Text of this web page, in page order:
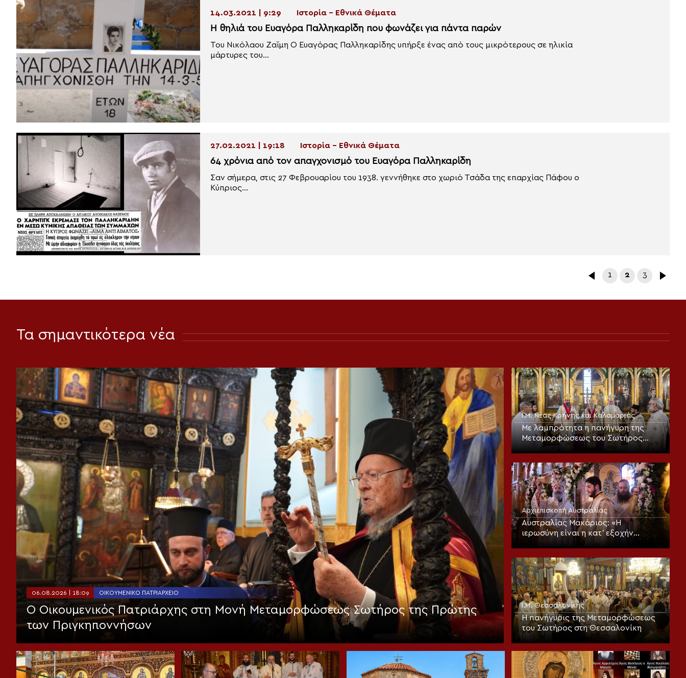
14.03.2021 | 9:29 Ιστορία - Εθνικά Θέματα
Η θηλιά του Ευαγόρα Παλληκαρίδη που φωνάζει για πάντα παρών
Του Νικόλαου Ζαΐμη Ο Ευαγόρας Παλληκαρίδης υπήρξε ένας από τους μικρότερους σε ηλικία
μάρτυρες του...
27.02.2021 | 19:18 Ιστορία - Εθνικά Θέματα
64 χρόνια από τον απαγχονισμό του Ευαγόρα Παλληκαρίδη
Σαν σήμερα, στις 27 Φεβρουαρίου του 1938. γεννήθηκε στο χωριό Τσάδα της επαρχίας Πάφου ο
Κύπριος...
1 2 3
Τα σημαντικότερα νέα
06.08.2026 | 18:09 ΟΙΚΟΥΜΕΝΙΚΌ ΠΑΤΡΙΑΡΧΕΊΟ
Ο Οικουμενικός Πατριάρχης στη Μονή Μεταμορφώσεως Σωτήρος της Πρώτης
των Πριγκηποννήσων
Ι.Μ. Νέας Κρήνης και Καλαμαριάς
Με λαμπρότητα η πανήγυρη της
Μεταμορφώσεως του Σωτήρος
στην Καλαμαριά (ΦΩΤΟ)
Αρχιεπισκοπή Αυστραλίας
Αυστραλίας Μακάριος: «Η
ιερωσύνη είναι η κατ’ εξοχήν
μεταμορφωτική δύναμη μέσα σε
πνευματικά»
Ι.Μ. Θεσσαλονίκης
Η πανήγυρις της Μεταμορφώσεως
του Σωτήρος στη Θεσσαλονίκη